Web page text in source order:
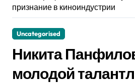
признание в киноиндустрии
Uncategorised
Никита
молодой